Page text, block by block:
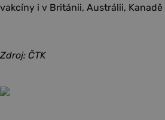
vakcíny i v Británii, Austrálii,
Zdroj: ČTK